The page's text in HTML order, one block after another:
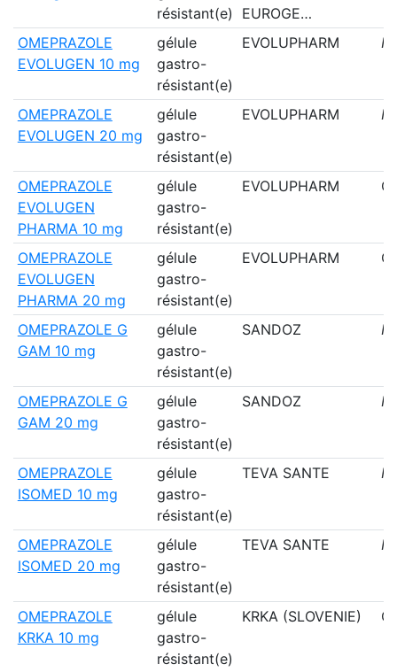
résistant(e)
EUROGE…
OMEPRAZOLE
EVOLUGEN 10 mg
gélule
gastro-
résistant(e)
EVOLUPHARM
OMEPRAZOLE
EVOLUGEN 20 mg
gélule
gastro-
résistant(e)
EVOLUPHARM
OMEPRAZOLE
EVOLUGEN
PHARMA 10 mg
gélule
gastro-
résistant(e)
EVOLUPHARM
OMEPRAZOLE
EVOLUGEN
PHARMA 20 mg
gélule
gastro-
résistant(e)
EVOLUPHARM
OMEPRAZOLE G
GAM 10 mg
gélule
gastro-
résistant(e)
SANDOZ
OMEPRAZOLE G
GAM 20 mg
gélule
gastro-
résistant(e)
SANDOZ
OMEPRAZOLE
ISOMED 10 mg
gélule
gastro-
résistant(e)
TEVA SANTE
OMEPRAZOLE
ISOMED 20 mg
gélule
gastro-
résistant(e)
TEVA SANTE
OMEPRAZOLE
KRKA 10 mg
gélule
gastro-
résistant(e)
KRKA (SLOVENIE)